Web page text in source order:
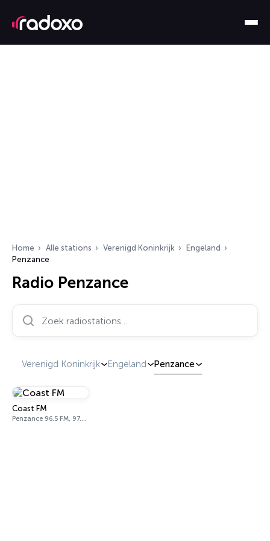
Home Alle stations Verenigd Koninkrijk
Engeland
Penzance
Radio Penzance
Verenigd Koninkrijk Engeland Penzance
Coast FM
Penzance 96.5 FM, 97.2 FM, 106.4 FM